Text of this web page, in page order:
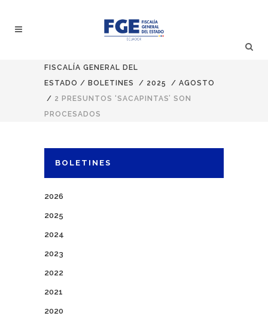
FISCALÍA GENERAL DEL
ESTADO / BOLETINES / 2025 / AGOSTO
/ 2 PRESUNTOS ‘SACAPINTAS’ SON
PROCESADOS
BOLETINES
2026
2025
2024
2023
2022
2021
2020